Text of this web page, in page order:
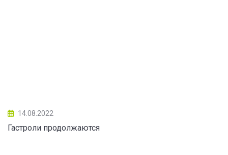
14.08.2022
Гастроли продолжаются